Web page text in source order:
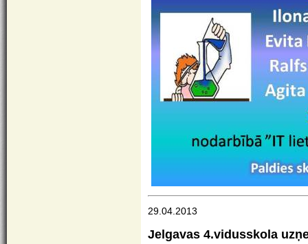
29.04.2013
Jelgavas 4.vidusskola